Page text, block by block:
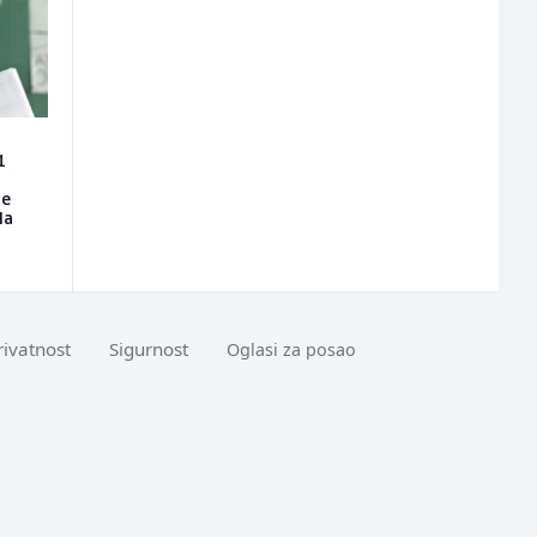
Sigurnost Oglasi za posao